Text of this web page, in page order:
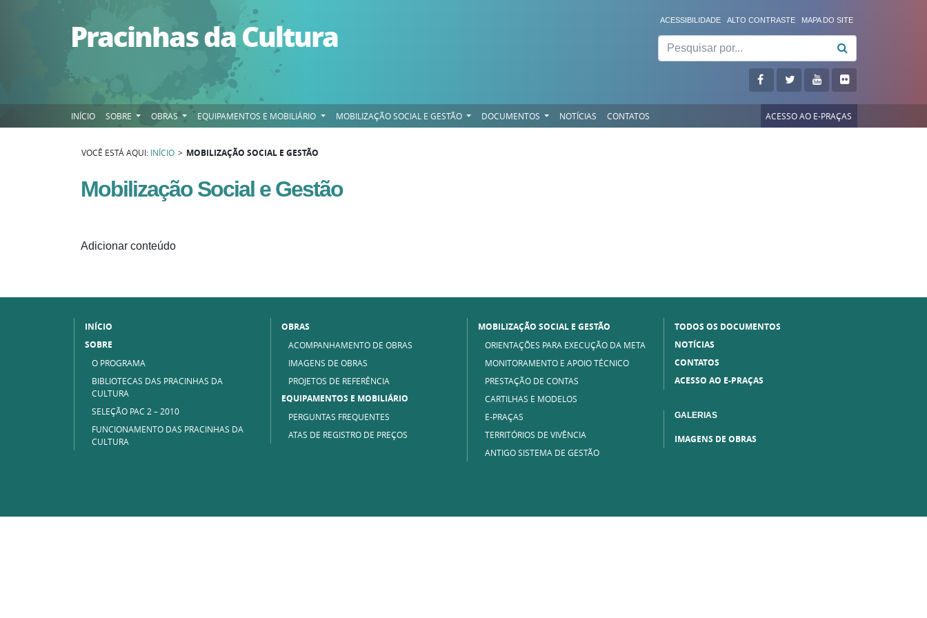
Pracinhas da Cultura ACESSIBILIDADE ALTO CONTRASTE MAPA DO SITE
INÍCIO SOBRE OBRAS EQUIPAMENTOS E MOBILIÁRIO MOBILIZAÇÃO SOCIAL E GESTÃO DOCUMENTOS NOTÍCIAS CONTATOS ACESSO AO E-PRAÇAS
VOCÊ ESTÁ AQUI: INÍCIO > MOBILIZAÇÃO SOCIAL E GESTÃO
Mobilização Social e Gestão
Adicionar conteúdo
INÍCIO
SOBRE
O PROGRAMA
BIBLIOTECAS DAS PRACINHAS DA
CULTURA
SELEÇÃO PAC 2 – 2010
FUNCIONAMENTO DAS PRACINHAS DA
CULTURA
OBRAS
ACOMPANHAMENTO DE OBRAS
IMAGENS DE OBRAS
PROJETOS DE REFERÊNCIA
EQUIPAMENTOS E MOBILIÁRIO
PERGUNTAS FREQUENTES
ATAS DE REGISTRO DE PREÇOS
MOBILIZAÇÃO SOCIAL E GESTÃO
ORIENTAÇÕES PARA EXECUÇÃO DA META
MONITORAMENTO E APOIO TÉCNICO
PRESTAÇÃO DE CONTAS
CARTILHAS E MODELOS
E-PRAÇAS
TERRITÓRIOS DE VIVÊNCIA
ANTIGO SISTEMA DE GESTÃO
TODOS OS DOCUMENTOS
NOTÍCIAS
CONTATOS
ACESSO AO E-PRAÇAS
GALERIAS
IMAGENS DE OBRAS